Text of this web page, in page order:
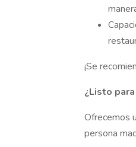
¡Se
¿Listo
Ofrecemos
persona